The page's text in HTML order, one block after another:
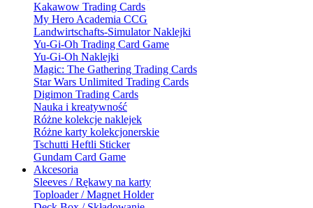
Kakawow Trading Cards
My Hero Academia CCG
Landwirtschafts-Simulator Naklejki
Yu-Gi-Oh Trading Card Game
Yu-Gi-Oh Naklejki
Magic: The Gathering Trading Cards
Star Wars Unlimited Trading Cards
Digimon Trading Cards
Nauka i kreatywność
Różne kolekcje naklejek
Różne karty kolekcjonerskie
Tschutti Heftli Sticker
Gundam Card Game
Akcesoria
Sleeves / Rękawy na karty
Toploader / Magnet Holder